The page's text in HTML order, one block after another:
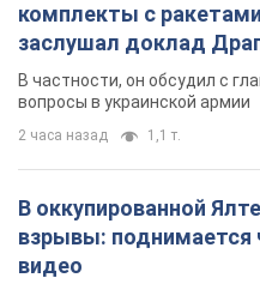
комплекты с
заслушал доклад
новых мерах
В частности, он обсудил с
вопросы в украинской армии
2 часа назад 1,1 т.
В оккупированной
взрывы:
видео